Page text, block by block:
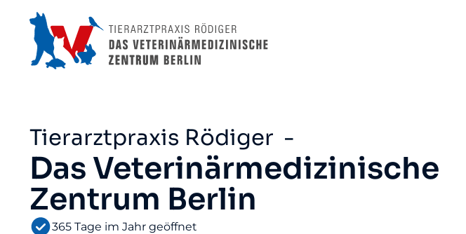
Tierarztpraxis Rödiger -
Das Veterinärmedizinische
Zentrum Berlin
365 Tage im Jahr geöffnet